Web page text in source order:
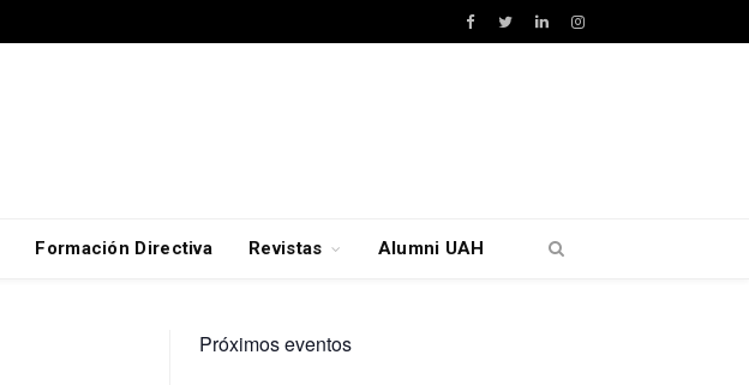
Facebook
TwitterLinkedInInstagram
Formación Directiva Revistas Alumni UAH
Próximos eventos